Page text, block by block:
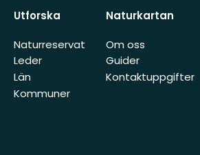
Utforska
Naturreservat
Leder
Län
Kommuner
Naturkartan
Om oss
Guider
Kontaktuppgifter